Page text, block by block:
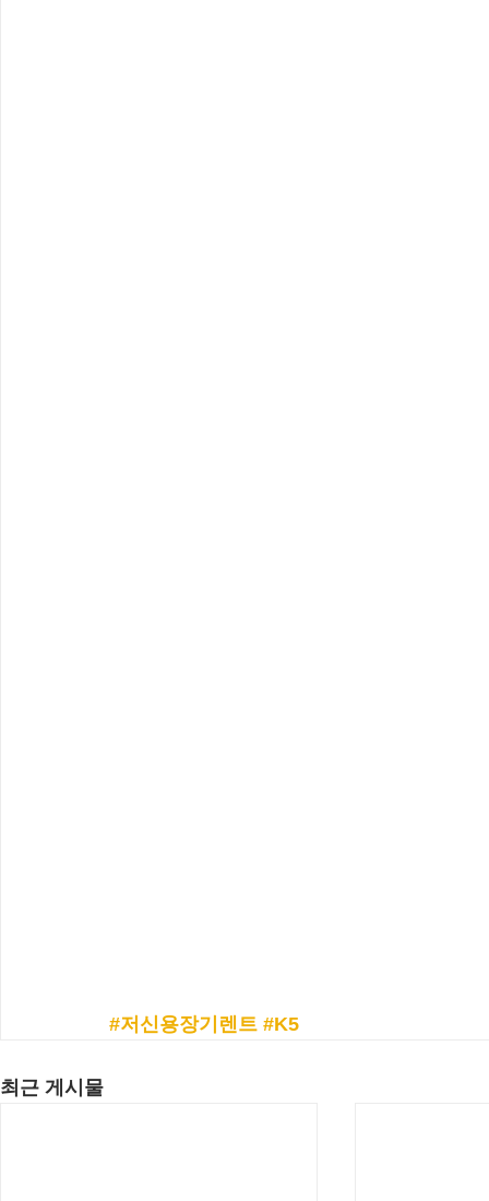
#저신용장기렌트 #K5
최근 게시물